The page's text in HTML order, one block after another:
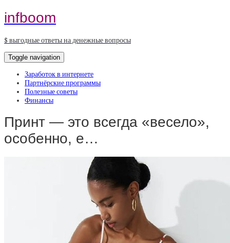
infboom
$ выгодные ответы на денежные вопросы
Toggle navigation
Заработок в интернете
Партнёрские программы
Полезные советы
Финансы
Принт — это всегда «весело»,
особенно, е…